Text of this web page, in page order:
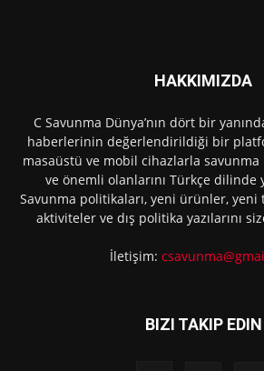
HAKKIMIZDA
C Savunma Dünya’nın dört bir
haberlerinin değerlendirildiği bir
masaüstü ve mobil cihazlarla
ve önemli olanlarını Türkçe dilinde
Savunma politikaları, yeni ürünler, yeni
aktiviteler ve dış politika yazılarını
İletişim:
BIZI TAKIP EDIN